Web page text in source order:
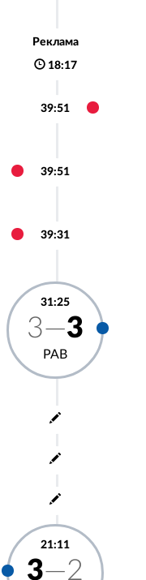
Реклама
18:17
39:51
39:51
39:31
31:25
3—3
РАВ
21:11
3—2